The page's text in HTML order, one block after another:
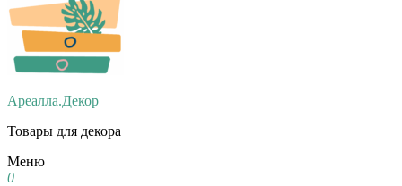
Ареалла.Декор
Товары для декора
Меню
0